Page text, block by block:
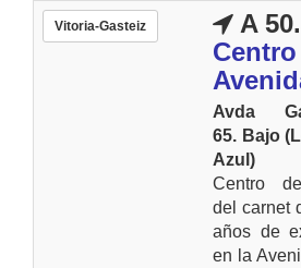
Vitoria-Gasteiz
A
Avda
65. Bajo
Azul)
Centro
del carnet
años de
en la